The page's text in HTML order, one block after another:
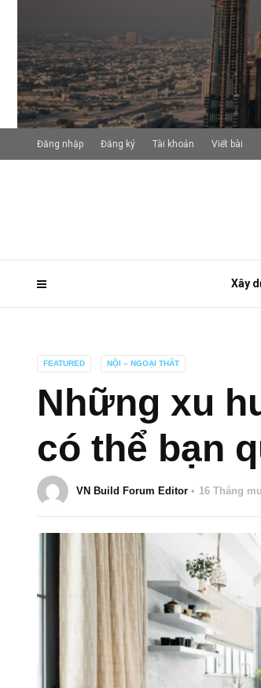
Xây
Đăng nhập Đăng ký Tài khoản Viết bài
FEATURED NỘI – NGOẠI THẤT
Những xu
có thể bạn
VN Build Forum Editor 16 Tháng